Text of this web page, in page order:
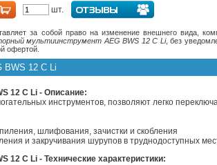
шт.
за собой право на изменение внешнего вида,
мультиинструмент AEG BWS 12 C Li, без
офертой.
BWS 12 C Li
12 C Li - Описание:
инструментов, позволяют легко
шлифования, зачистки и скобления
и закручивания шурупов в труднодоступных
12 C Li - Технические характеристики: